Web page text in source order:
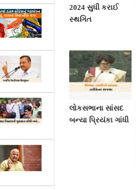
2024 સુધી કરાઈ
સ્થગિત
લોકસભાના સાંસદ
બન્યા પ્રિયંકા ગાંધી